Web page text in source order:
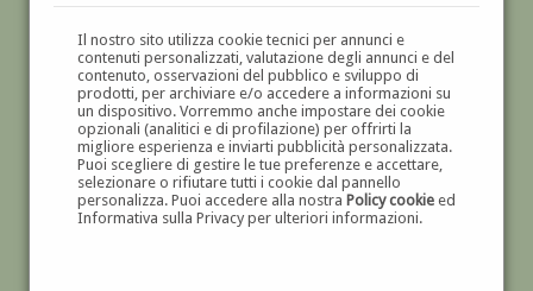
Il nostro sito utilizza cookie tecnici per annunci e
contenuti personalizzati, valutazione degli annunci e del
contenuto, osservazioni del pubblico e sviluppo di
prodotti, per archiviare e/o accedere a informazioni su
un dispositivo. Vorremmo anche impostare dei cookie
opzionali (analitici e di profilazione) per offrirti la
migliore esperienza e inviarti pubblicità personalizzata.
Puoi scegliere di gestire le tue preferenze e accettare,
selezionare o rifiutare tutti i cookie dal pannello
personalizza. Puoi accedere alla nostra Policy cookieed
Informativa sulla Privacy per ulteriori informazioni.
GALLERIAD'ARTE
DIPINTI E SCULTURE '800 E '900